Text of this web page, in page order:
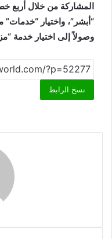
المشاركة من خلال أربع
“أبشر”، واختيار “خدمات”
وصولاً إلى اختيار خدمة
نسخ الرابط